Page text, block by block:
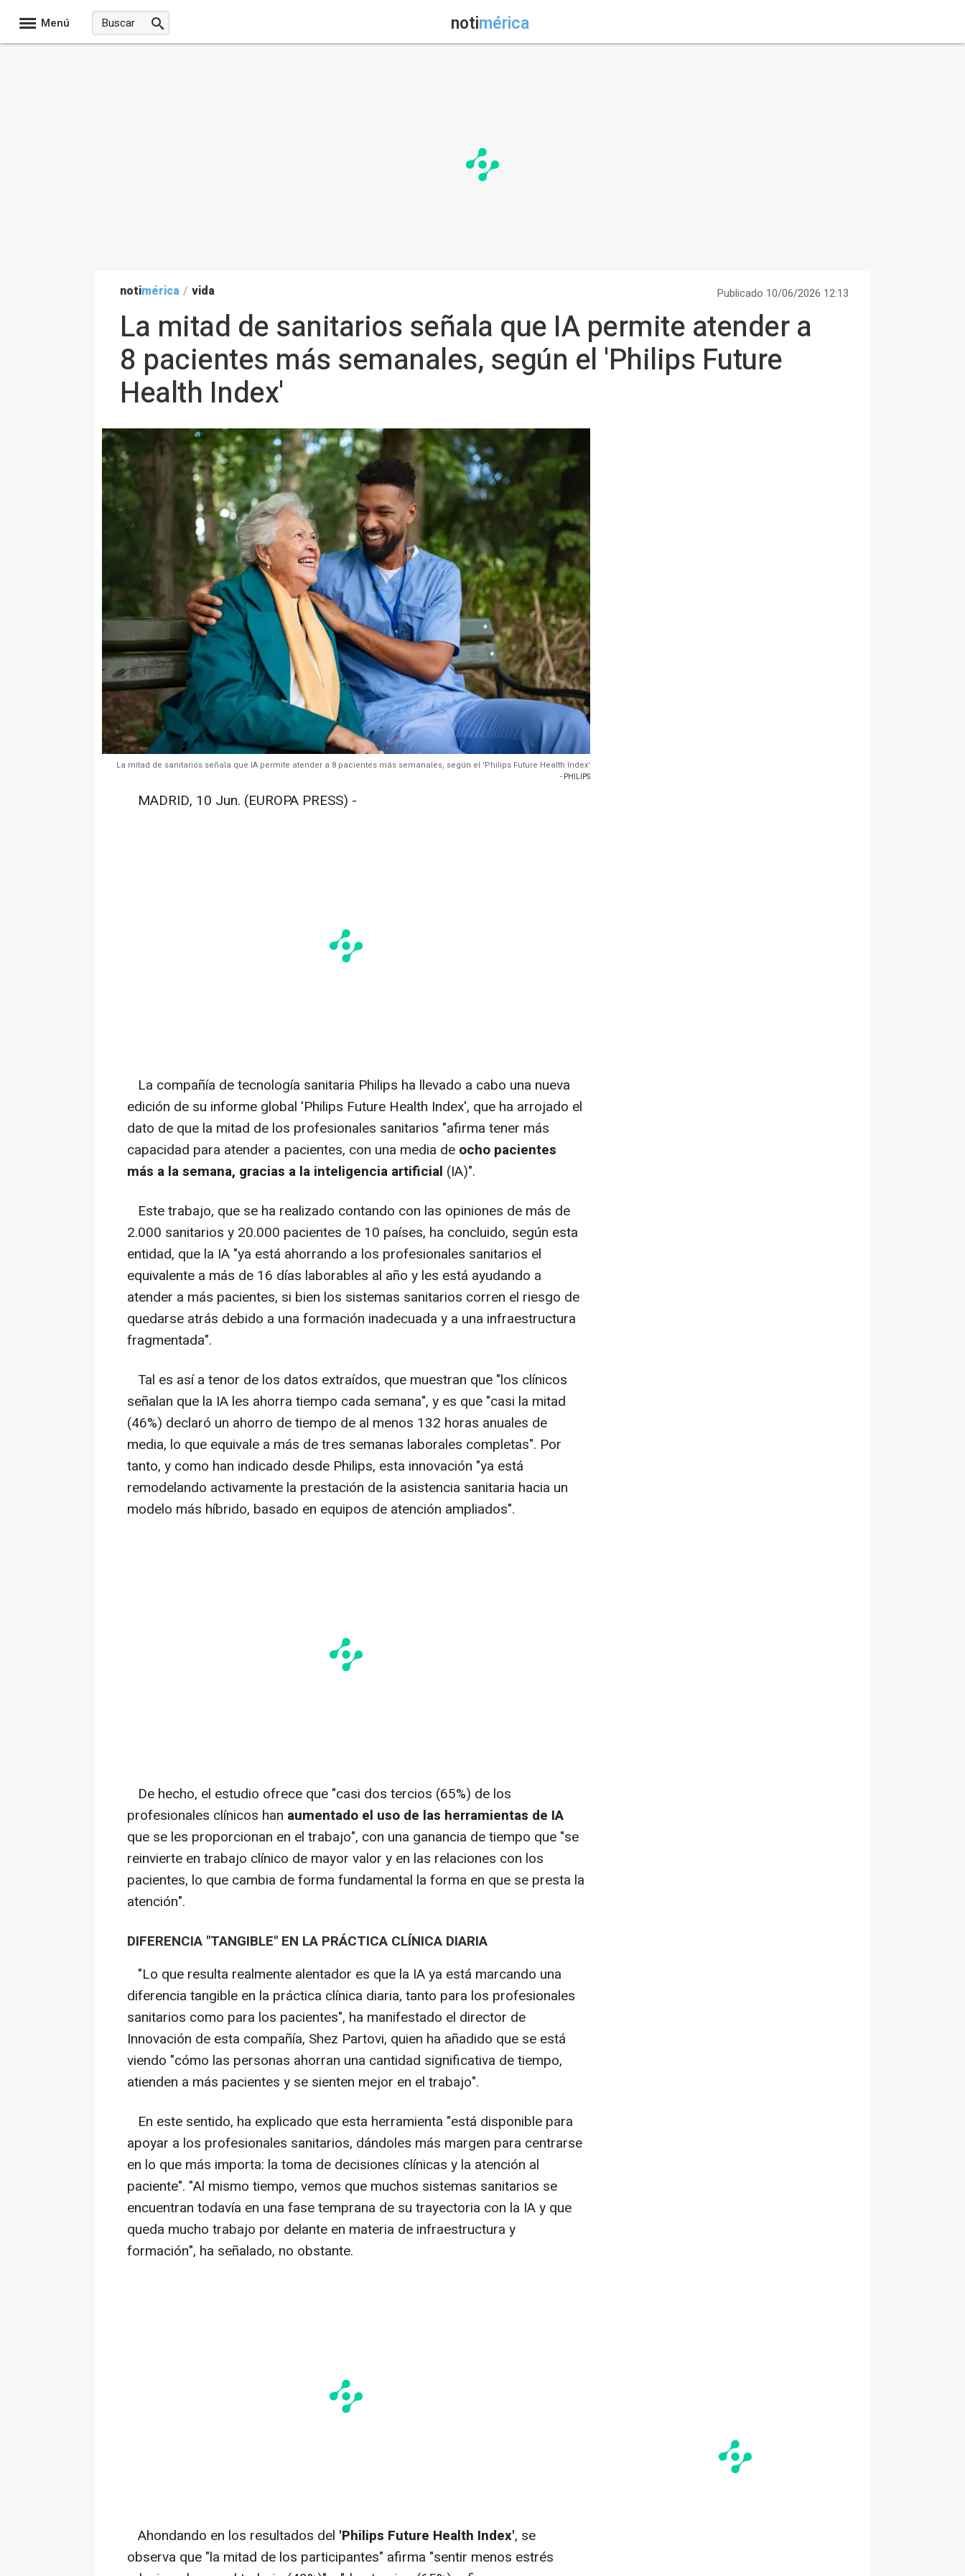
Menú notimérica
notimérica / vida Publicado 10/06/2026 12:13
La mitad de sanitarios señala que IA permite atender a
8 pacientes más semanales, según el 'Philips Future
Health Index'
La mitad de sanitarios señala que IA permite atender a 8 pacientes más semanales, según el 'Philips Future Health Index'
- PHILIPS
MADRID, 10 Jun. (EUROPA PRESS) -
La compañía de tecnología sanitaria Philips ha llevado a cabo una nueva
edición de su informe global 'Philips Future Health Index', que ha arrojado el
dato de que la mitad de los profesionales sanitarios "afirma tener más
capacidad para atender a pacientes, con una media de ocho pacientes
más a la semana, gracias a la inteligencia artificial (IA)".
Este trabajo, que se ha realizado contando con las opiniones de más de
2.000 sanitarios y 20.000 pacientes de 10 países, ha concluido, según esta
entidad, que la IA "ya está ahorrando a los profesionales sanitarios el
equivalente a más de 16 días laborables al año y les está ayudando a
atender a más pacientes, si bien los sistemas sanitarios corren el riesgo de
quedarse atrás debido a una formación inadecuada y a una infraestructura
fragmentada".
Tal es así a tenor de los datos extraídos, que muestran que "los clínicos
señalan que la IA les ahorra tiempo cada semana", y es que "casi la mitad
(46%) declaró un ahorro de tiempo de al menos 132 horas anuales de
media, lo que equivale a más de tres semanas laborales completas". Por
tanto, y como han indicado desde Philips, esta innovación "ya está
remodelando activamente la prestación de la asistencia sanitaria hacia un
modelo más híbrido, basado en equipos de atención ampliados".
De hecho, el estudio ofrece que "casi dos tercios (65%) de los
profesionales clínicos han aumentado el uso de las herramientas de IA
que se les proporcionan en el trabajo", con una ganancia de tiempo que "se
reinvierte en trabajo clínico de mayor valor y en las relaciones con los
pacientes, lo que cambia de forma fundamental la forma en que se presta la
atención".
DIFERENCIA "TANGIBLE" EN LA PRÁCTICA CLÍNICA DIARIA
"Lo que resulta realmente alentador es que la IA ya está marcando una
diferencia tangible en la práctica clínica diaria, tanto para los profesionales
sanitarios como para los pacientes", ha manifestado el director de
Innovación de esta compañía, Shez Partovi, quien ha añadido que se está
viendo "cómo las personas ahorran una cantidad significativa de tiempo,
atienden a más pacientes y se sienten mejor en el trabajo".
En este sentido, ha explicado que esta herramienta "está disponible para
apoyar a los profesionales sanitarios, dándoles más margen para centrarse
en lo que más importa: la toma de decisiones clínicas y la atención al
paciente". "Al mismo tiempo, vemos que muchos sistemas sanitarios se
encuentran todavía en una fase temprana de su trayectoria con la IA y que
queda mucho trabajo por delante en materia de infraestructura y
formación", ha señalado, no obstante.
Ahondando en los resultados del 'Philips Future Health Index', se
observa que "la mitad de los participantes" afirma "sentir menos estrés